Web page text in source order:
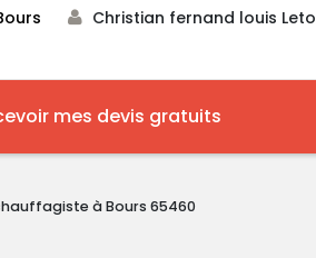
Christian fernand louis
mes devis gratuits
à Bours 65460